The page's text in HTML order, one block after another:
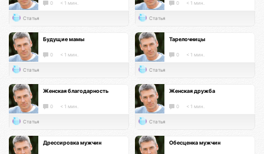
0 < 1 мин.
Статья
0 < 1 мин.
Статья
Будущие мамы
0 < 1 мин.
Статья
Тарелочницы
0 < 1 мин.
Статья
Женская благодарность
0 < 1 мин.
Статья
Женская дружба
0 < 1 мин.
Статья
Дрессировка мужчин Обесценка мужчин